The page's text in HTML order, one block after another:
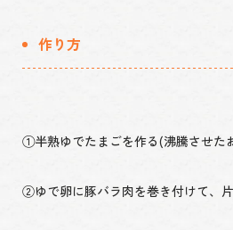
作り方
①半熟ゆでたまごを作る(沸騰させた
②ゆで卵に豚バラ肉を巻き付けて、片